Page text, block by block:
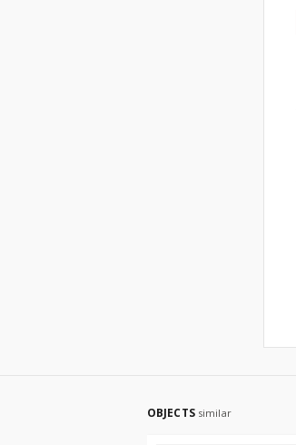
OBJECTS similar